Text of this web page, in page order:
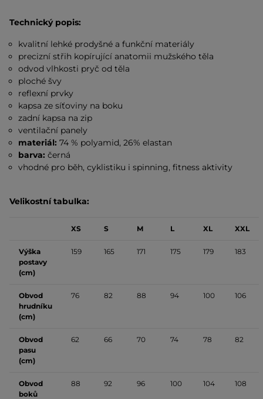
Technický popis:
kvalitní lehké prodyšné a funkční materiály
precizní střih kopírující anatomii mužského těla
odvod vlhkosti pryč od těla
ploché švy
reflexní prvky
kapsa ze síťoviny na boku
zadní kapsa na zip
ventilační panely
materiál: 74 % polyamid, 26% elastan
barva: černá
vhodné pro běh, cyklistiku i spinning, fitness aktivity
Velikostní tabulka:
XS S M L XL XXL
Výška
postavy
(cm)
159 165 171 175 179 183
Obvod
hrudníku
(cm)
76 82 88 94 100 106
Obvod
pasu
(cm)
62 66 70 74 78 82
Obvod
boků
88 92 96 100 104 108